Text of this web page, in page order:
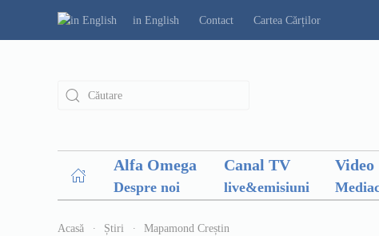
in English Contact Cartea Cărților
Alfa Omega
Despre noi
Canal TV
live&emisiuni
Video
Acasă Știri Mapamond Creștin